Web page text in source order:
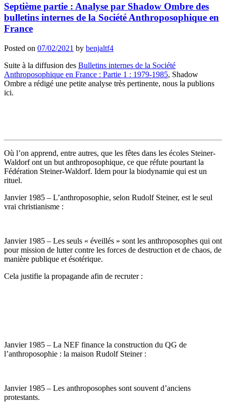
Septième partie : Analyse par Shadow Ombre des
bulletins internes de la Société Anthroposophique en
France
Posted on 07/02/2021 by benjaltf4
Suite à la diffusion des Bulletins internes de la Société
Anthroposophique en France : Partie 1 : 1979-1985, Shadow
Ombre a rédigé une petite analyse très pertinente, nous la publions
ici.
Où l’on apprend, entre autres, que les fêtes dans les écoles Steiner-
Waldorf ont un but anthroposophique, ce que réfute pourtant la
Fédération Steiner-Waldorf. Idem pour la biodynamie qui est un
rituel.
Janvier 1985 – L’anthroposophie, selon Rudolf Steiner, est le seul
vrai christianisme :
Janvier 1985 – Les seuls « éveillés » sont les anthroposophes qui ont
pour mission de lutter contre les forces de destruction et de chaos, de
manière publique et ésotérique.
Cela justifie la propagande afin de recruter :
Janvier 1985 – La NEF finance la construction du QG de
l’anthroposophie : la maison Rudolf Steiner :
Janvier 1985 – Les anthroposophes sont souvent d’anciens
protestants.